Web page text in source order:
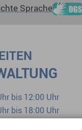
Sprache
bis 12:00 Uhr
bis 18:00 Uhr